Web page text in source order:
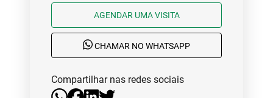
AGENDAR UMA VISITA
CHAMAR NO WHATSAPP
Compartilhar nas redes sociais